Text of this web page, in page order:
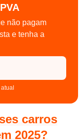
não pagam
e tenha a
carros
2025?